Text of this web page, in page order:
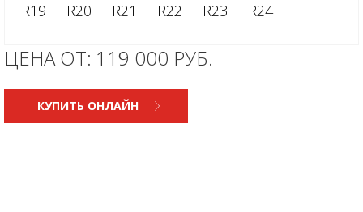
R19 R20 R21 R22 R23 R24
ЦЕНА ОТ: 119 000 РУБ.
КУПИТЬ ОНЛАЙН